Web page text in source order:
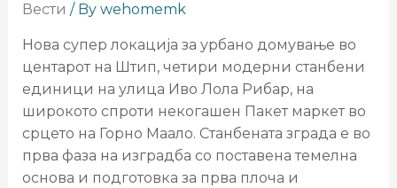
Вести / By wehomemk
Нова супер локација за урбано домување во
центарот на Штип, четири модерни станбени
единици на улица Иво Лола Рибар, на
широкото спроти некогашен Пакет маркет во
срцето на Горно Маало. Станбената зграда е во
прва фаза на изградба со поставена темелна
основа и подготовка за прва плоча и